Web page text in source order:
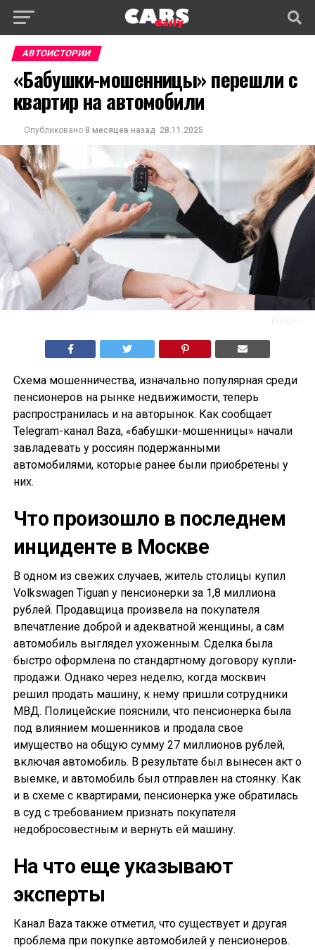
АВТОИСТОРИИ
«Бабушки-мошенницы» перешли с
квартир на автомобили
Опубликовано 8 месяцев назад 28.11.2025
Схема мошенничества, изначально популярная среди
пенсионеров на рынке недвижимости, теперь
распространилась и на авторынок. Как сообщает
Telegram-канал Baza, «бабушки-мошенницы» начали
завладевать у россиян подержанными
автомобилями, которые ранее были приобретены у
них.
Что произошло в последнем
инциденте в Москве
В одном из свежих случаев, житель столицы купил
Volkswagen Tiguan у пенсионерки за 1,8 миллиона
рублей. Продавщица произвела на покупателя
впечатление доброй и адекватной женщины, а сам
автомобиль выглядел ухоженным. Сделка была
быстро оформлена по стандартному договору купли-
продажи. Однако через неделю, когда москвич
решил продать машину, к нему пришли сотрудники
МВД. Полицейские пояснили, что пенсионерка была
под влиянием мошенников и продала свое
имущество на общую сумму 27 миллионов рублей,
включая автомобиль. В результате был вынесен акт о
выемке, и автомобиль был отправлен на стоянку. Как
и в схеме с квартирами, пенсионерка уже обратилась
в суд с требованием признать покупателя
недобросовестным и вернуть ей машину.
На что еще указывают
эксперты
Канал Baza также отметил, что существует и другая
проблема при покупке автомобилей у пенсионеров.